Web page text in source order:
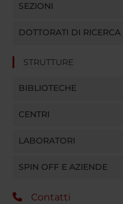
SEZIONI
DOTTORATI DI RICERCA
STRUTTURE
BIBLIOTECHE
CENTRI
LABORATORI
SPIN OFF E AZIENDE
Contatti